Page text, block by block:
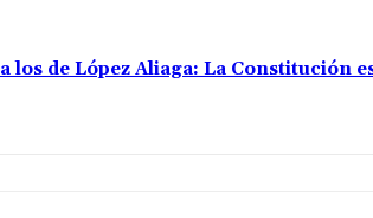
los de López Aliaga: La Constitución